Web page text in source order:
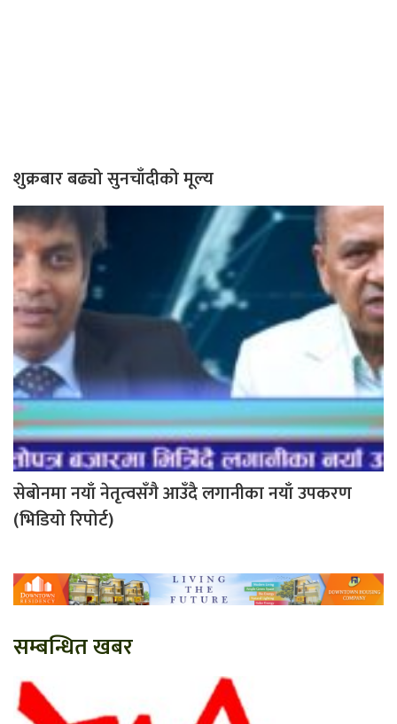
शुक्रबार बढ्यो सुनचाँदीको मूल्य
सेबोनमा नयाँ नेतृत्वसँगै आउँदै लगानीका नयाँ उपकरण
(भिडियो रिपोर्ट)
सम्बन्धित खबर